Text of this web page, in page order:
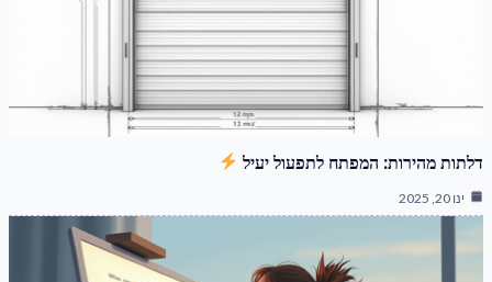
דלתות מהירות: המפתח לתפעול יעיל
ינו 20, 2025